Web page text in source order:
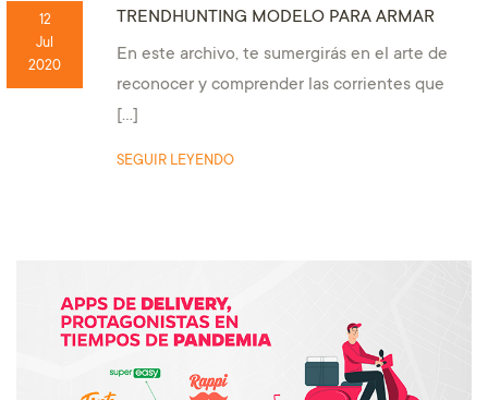
12
Jul
2020
TRENDHUNTING MODELO PARA ARMAR
En este archivo, te sumergirás en el arte de
reconocer y comprender las corrientes que
[…]
SEGUIR LEYENDO